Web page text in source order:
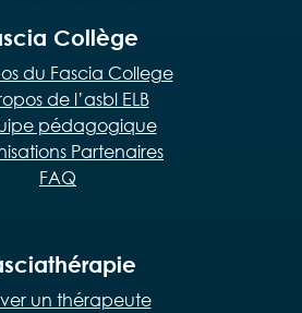
Collège
du Fascia College
de l’asbl ELB
pédagogique
Partenaires
FAQ
un thérapeute